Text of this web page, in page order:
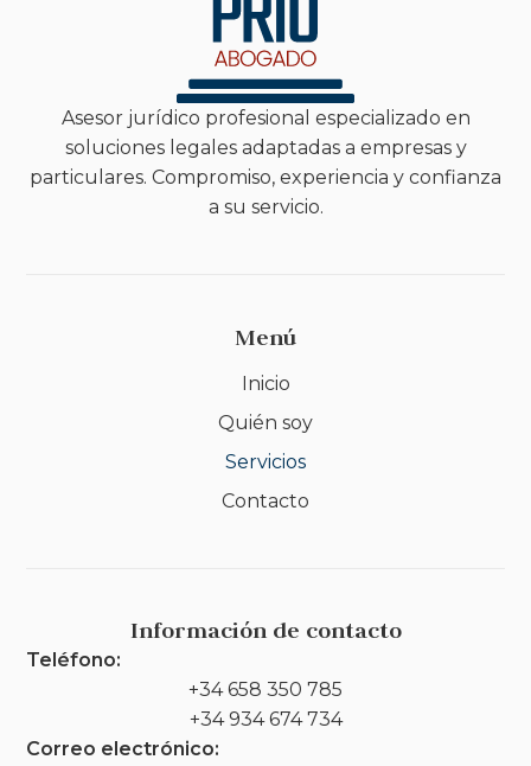
Asesor jurídico profesional especializado en
soluciones legales adaptadas a empresas y
particulares. Compromiso, experiencia y confianza
a su servicio.
Menú
Inicio
Quién soy
Servicios
Contacto
Información de contacto
Teléfono:
+34 658 350 785
+34 934 674 734
Correo electrónico: